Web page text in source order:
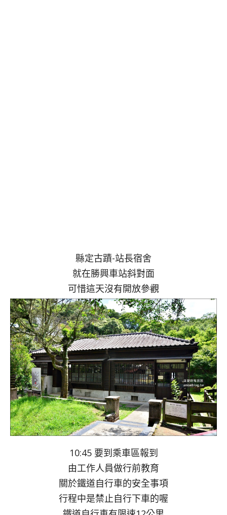
縣定古蹟-站長宿舍
就在勝興車站斜對面
可惜這天沒有開放參觀
10:45 要到乘車區報到
由工作人員做行前教育
關於鐵道自行車的安全事項
行程中是禁止自行下車的喔